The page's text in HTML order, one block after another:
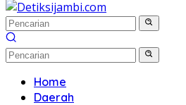
Home
Daerah